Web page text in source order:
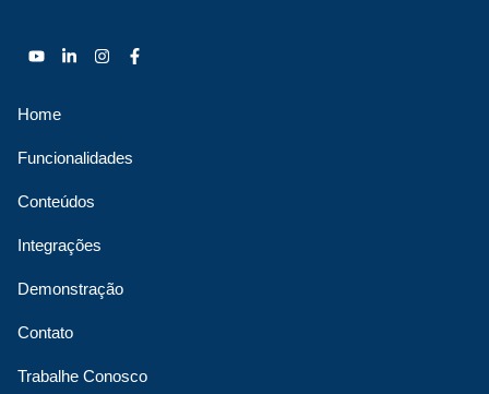
Home
Funcionalidades
Conteúdos
Integrações
Demonstração
Contato
Trabalhe Conosco